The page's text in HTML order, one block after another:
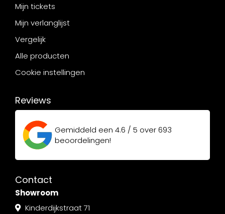
Mijn tickets
Mijn verlanglijst
Vergelijk
Alle producten
Cookie instellingen
Reviews
Gemiddeld een 4.6 / 5 over693
beoordelingen!
Contact
Showroom
Kinderdijkstraat 71